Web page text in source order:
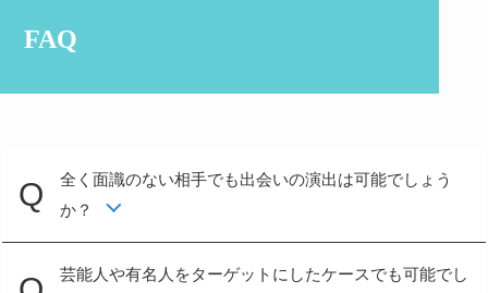
FAQ
全く面識のない相手でも出会いの演出は可能でしょう
か？
芸能人や有名人をターゲットにしたケースでも可能でし